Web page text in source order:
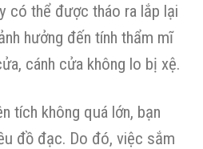
có thể được tháo ra lắp lại
hưởng đến tính thẩm mĩ
cánh cửa không lo bị xệ.
tích không quá lớn, bạn
đồ đạc. Do đó, việc sắm